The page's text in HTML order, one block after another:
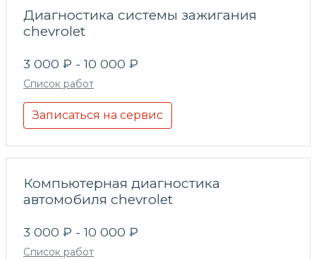
Диагностика системы зажигания
chevrolet
3 000 ₽ - 10 000 ₽
Список работ
Записаться на сервис
Компьютерная диагностика
автомобиля chevrolet
3 000 ₽ - 10 000 ₽
Список работ